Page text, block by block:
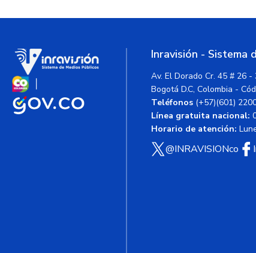
Inravisión - Sistema
Av. El Dorado Cr. 45 # 26 -
Bogotá D.C, Colombia -
Teléfonos (+57)(601)
Línea gratuita nacional:
Horario de atención:
@INRAVISIONco